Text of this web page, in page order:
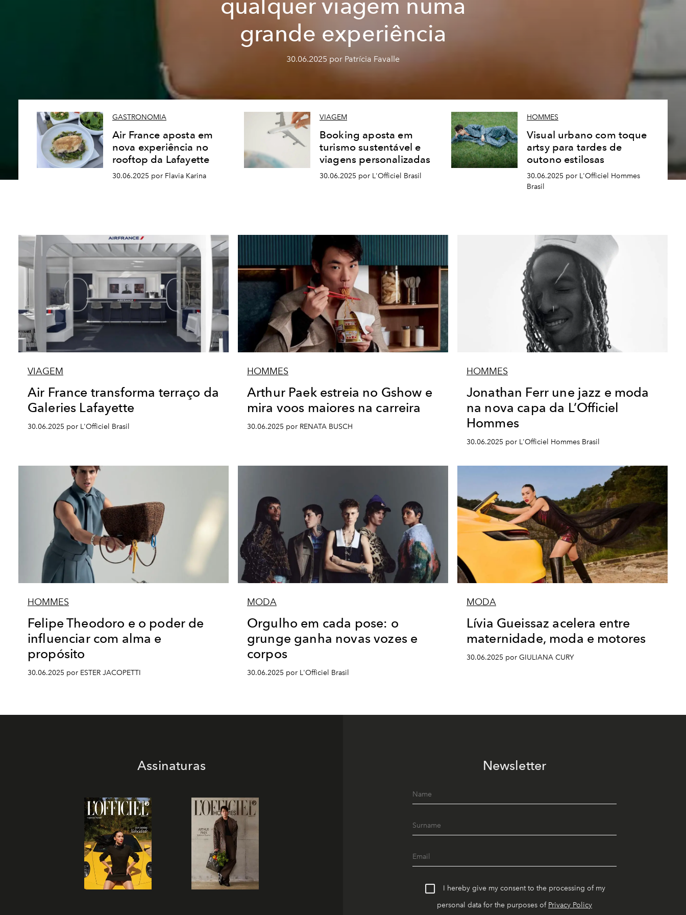
qualquer viagem numa
grande experiência
30.06.2025 por Patrícia Favalle
GASTRONOMIA
Air France aposta em
nova experiência no
rooftop da Lafayette
30.06.2025 por Flavia Karina
VIAGEM
Booking aposta em
turismo sustentável e
viagens personalizadas
30.06.2025 por L'Officiel Brasil
HOMMES
Visual urbano com toque
artsy para tardes de
outono estilosas
30.06.2025 por L'Officiel Hommes
Brasil
VIAGEM
Air France transforma terraço da
Galeries Lafayette
30.06.2025 por L'Officiel Brasil
HOMMES
Arthur Paek estreia no Gshow e
mira voos maiores na carreira
30.06.2025 por RENATA BUSCH
HOMMES
Jonathan Ferr une jazz e moda
na nova capa da L’Officiel
Hommes
30.06.2025 por L'Officiel Hommes Brasil
HOMMES
Felipe Theodoro e o poder de
influenciar com alma e
propósito
30.06.2025 por ESTER JACOPETTI
MODA
Orgulho em cada pose: o
grunge ganha novas vozes e
corpos
30.06.2025 por L'Officiel Brasil
MODA
Lívia Gueissaz acelera entre
maternidade, moda e motores
30.06.2025 por GIULIANA CURY
Assinaturas Newsletter
I hereby give my consent to the processing of my
personal data for the purposes of Privacy Policy